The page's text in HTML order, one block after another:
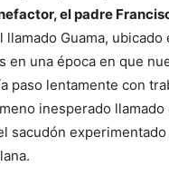
el padre
Guama, ubicado
en una época en que
paso lentamente con
inesperado
sacudón